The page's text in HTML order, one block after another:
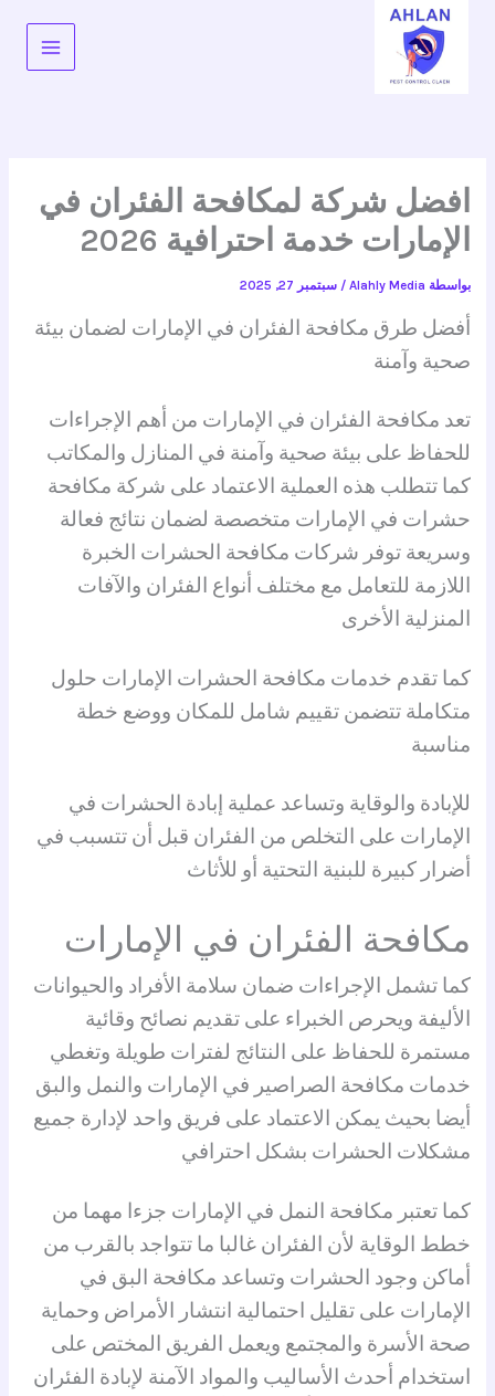
المحتوى
افضل شركة لمكافحة الفئران في
الإمارات خدمة احترافية 2026
بواسطة Alahly Media
/سبتمبر 27, 2025
أفضل طرق مكافحة الفئران في الإمارات لضمان بيئة
صحية وآمنة
تعد مكافحة الفئران في الإمارات من أهم الإجراءات
للحفاظ على بيئة صحية وآمنة في المنازل والمكاتب
كما تتطلب هذه العملية الاعتماد على شركة مكافحة
حشرات في الإمارات متخصصة لضمان نتائج فعالة
وسريعة توفر شركات مكافحة الحشرات الخبرة
اللازمة للتعامل مع مختلف أنواع الفئران والآفات
المنزلية الأخرى
كما تقدم خدمات مكافحة الحشرات الإمارات حلول
متكاملة تتضمن تقييم شامل للمكان ووضع خطة
مناسبة
للإبادة والوقاية وتساعد عملية إبادة الحشرات في
الإمارات على التخلص من الفئران قبل أن تتسبب في
أضرار كبيرة للبنية التحتية أو للأثاث
مكافحة الفئران في الإمارات
كما تشمل الإجراءات ضمان سلامة الأفراد والحيوانات
الأليفة ويحرص الخبراء على تقديم نصائح وقائية
مستمرة للحفاظ على النتائج لفترات طويلة وتغطي
خدمات مكافحة الصراصير في الإمارات والنمل والبق
أيضا بحيث يمكن الاعتماد على فريق واحد لإدارة جميع
مشكلات الحشرات بشكل احترافي
كما تعتبر مكافحة النمل في الإمارات جزءا مهما من
خطط الوقاية لأن الفئران غالبا ما تتواجد بالقرب من
أماكن وجود الحشرات وتساعد مكافحة البق في
الإمارات على تقليل احتمالية انتشار الأمراض وحماية
صحة الأسرة والمجتمع ويعمل الفريق المختص على
استخدام أحدث الأساليب والمواد الآمنة لإبادة الفئران